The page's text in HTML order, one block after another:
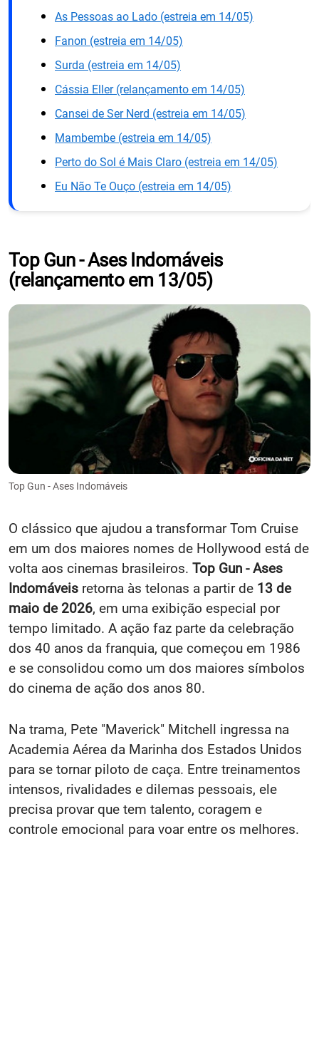
As Pessoas ao Lado (estreia em 14/05)
Fanon (estreia em 14/05)
Surda (estreia em 14/05)
Cássia Eller (relançamento em 14/05)
Cansei de Ser Nerd (estreia em 14/05)
Mambembe (estreia em 14/05)
Perto do Sol é Mais Claro (estreia em 14/05)
Eu Não Te Ouço (estreia em 14/05)
Top Gun - Ases Indomáveis
(relançamento em 13/05)
Top Gun - Ases Indomáveis
O clássico que ajudou a transformar Tom Cruise
em um dos maiores nomes de Hollywood está de
volta aos cinemas brasileiros. Top Gun - Ases
Indomáveis retorna às telonas a partir de 13 de
maio de 2026, em uma exibição especial por
tempo limitado. A ação faz parte da celebração
dos 40 anos da franquia, que começou em 1986
e se consolidou como um dos maiores símbolos
do cinema de ação dos anos 80.
Na trama, Pete "Maverick" Mitchell ingressa na
Academia Aérea da Marinha dos Estados Unidos
para se tornar piloto de caça. Entre treinamentos
intensos, rivalidades e dilemas pessoais, ele
precisa provar que tem talento, coragem e
controle emocional para voar entre os melhores.